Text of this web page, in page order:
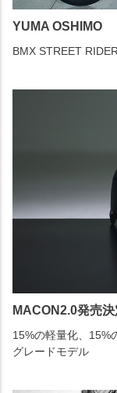
YUMA OSHIMO
BMX STREET
MACON2.0発売決
15%の軽量化、15%
グレードモデル